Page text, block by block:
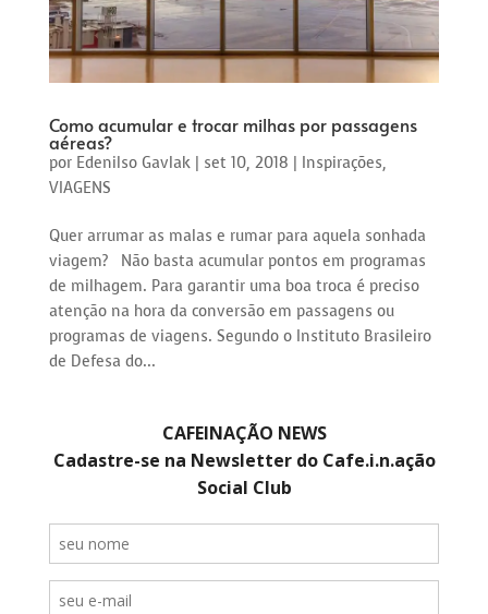
Como acumular e trocar milhas por passagens
aéreas?
por Edenilso Gavlak| set 10, 2018 | Inspirações,
VIAGENS
Quer arrumar as malas e rumar para aquela sonhada
viagem? Não basta acumular pontos em programas
de milhagem. Para garantir uma boa troca é preciso
atenção na hora da conversão em passagens ou
programas de viagens. Segundo o Instituto Brasileiro
de Defesa do...